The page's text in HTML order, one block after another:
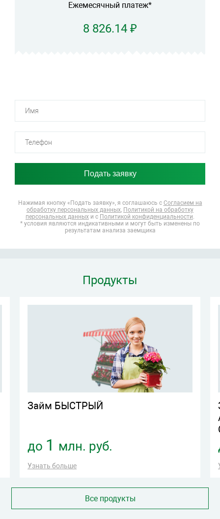
Ежемесячный платеж*
8 826.14 ₽
Нажимая кнопку «Подать заявку», я соглашаюсь с Согласием на
обработку персональных данных, Политикой на обработку
персональных данных и с Политикой конфиденциальности.
* условия являются индикативными и могут быть изменены по
результатам анализа заемщика
Продукты
Займ БЫСТРЫЙ
до 1 млн. руб.
Узнать больше
Все продукты